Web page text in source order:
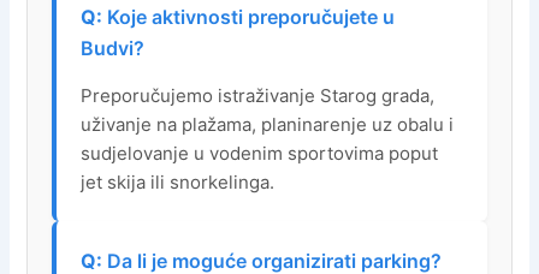
Koje aktivnosti preporučujete u
Budvi?
Preporučujemo istraživanje Starog grada,
uživanje na plažama, planinarenje uz obalu i
sudjelovanje u vodenim sportovima poput
jet skija ili snorkelinga.
Da li je moguće organizirati parking?